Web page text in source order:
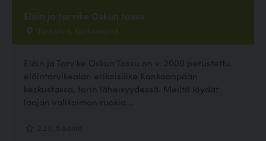
Eläin ja tarvike Oskun tassu
Torikatu 9, Kankaanpää
Eläin ja Tarvike Oskun Tassu on v. 2000 perustettu
eläintarvikealan erikoisliike Kankaanpään
keskustassa, torin läheisyydessä. Meiltä löydät
laajan valikoiman ruokia...